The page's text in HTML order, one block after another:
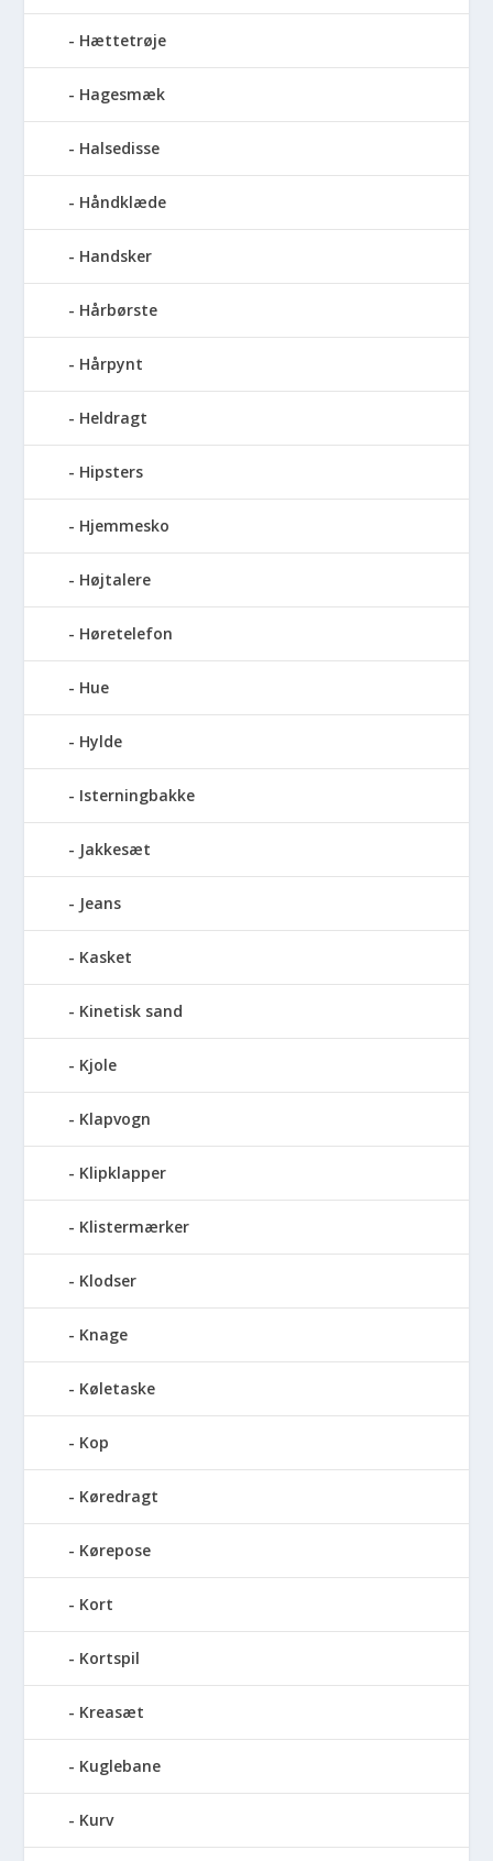
Hættetrøje
Hagesmæk
Halsedisse
Håndklæde
Handsker
Hårbørste
Hårpynt
Heldragt
Hipsters
Hjemmesko
Højtalere
Høretelefon
Hue
Hylde
Isterningbakke
Jakkesæt
Jeans
Kasket
Kinetisk sand
Kjole
Klapvogn
Klipklapper
Klistermærker
Klodser
Knage
Køletaske
Kop
Køredragt
Kørepose
Kort
Kortspil
Kreasæt
Kuglebane
Kurv